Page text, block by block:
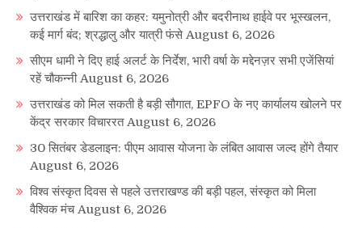
उत्तराखंड में बारिश का कहर: यमुनोत्री और बदरीनाथ हाईवे पर भूस्खलन,
कई मार्ग बंद; श्रद्धालु और यात्री फंसे August 6, 2026
सीएम धामी ने दिए हाई अलर्ट के निर्देश, भारी वर्षा के मद्देनज़र सभी एजेंसियां
रहें चौकन्नी August 6, 2026
उत्तराखंड को मिल सकती है बड़ी सौगात, EPFO के नए कार्यालय खोलने पर
केंद्र सरकार विचाररत August 6, 2026
30 सितंबर डेडलाइन: पीएम आवास योजना के लंबित आवास जल्द होंगे तैयार
August 6, 2026
विश्व संस्कृत दिवस से पहले उत्तराखण्ड की बड़ी पहल, संस्कृत को मिला
वैश्विक मंच August 6, 2026